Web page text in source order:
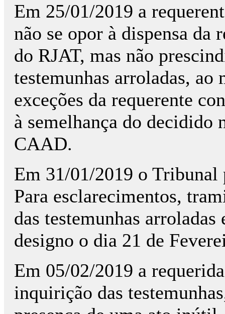
Em 25/01/2019 a
não se opor à dispensa da
do RJAT, mas não
testemunhas arroladas, ao
exceções da requerente
à semelhança do decidido
CAAD.
Em 31/01/2019 o Tribunal
Para esclarecimentos,
das testemunhas
designo o dia 21 de
Em 05/02/2019 a
inquirição das